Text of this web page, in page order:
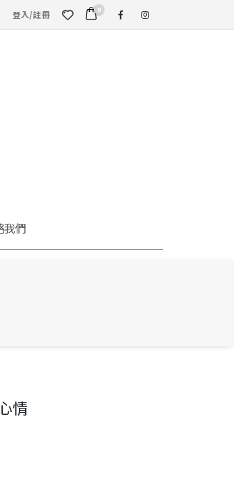
登入/註冊 0
我們
情